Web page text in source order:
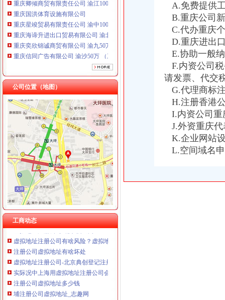
重庆国洪体育设施有限公司
重庆星竣贸易有限责任公司 渝中100万 （进出口权）
重庆海谛升进出口贸易有限公司 渝北100万 （进出口权）
重庆奕欣锦诚商贸有限公司 渝九50万 （工商注册）
重庆信同广告有限公司 渝沙50万 （工商注册）
重庆三虹房地产营销策划有限公司
公司位置（地图）
工商动态
虚拟地址注册公司
虚拟地址注册真的靠谱？
注册公司虚拟注册地址怎么搞到？有没有这方面的服务机构？_精选律
虚拟地址注册公司一次缴费可永久使用？
虚拟地址注册公司-北京小型写字楼出
虚拟地址公司注册【中亿创联吧】_百度贴吧
虚拟地址注册公司的那些事,你都知道吗？-商务服务-绍兴E网
【虚拟地址注册公司北京提供虚拟办公司地址】价格_厂家_图片-Hc
【是无地址注册公司,虚拟地址注册公司】价格_厂家_图片-Hc360慧
虚拟地址注册公司-北京便民网
虚拟地址注册公司有啥风险？虚拟地址注册公司优势_搜狐财经_搜狐网
注册公司虚拟地址有啥坏处
虚拟地址注册公司-北京典创登记注册代理事务所
实际况中上海用虚拟地址注册公司会有什么麻烦？_百度知道
注册公司虚拟地址多少钱
埔注册公司虚拟地址_志趣网
虚拟地址注册公司有啥风险？虚拟地址注册公司优势_搜狐财经_搜狐网
A.免费提供
B.重庆公司
C.代办重庆
D.重庆进出
E.协助一般
F.内资公司
请发票、代交
G.代理商标
H.注册香港
I.内资公司重
J.外资重庆代
K.企业网站
L.空间域名